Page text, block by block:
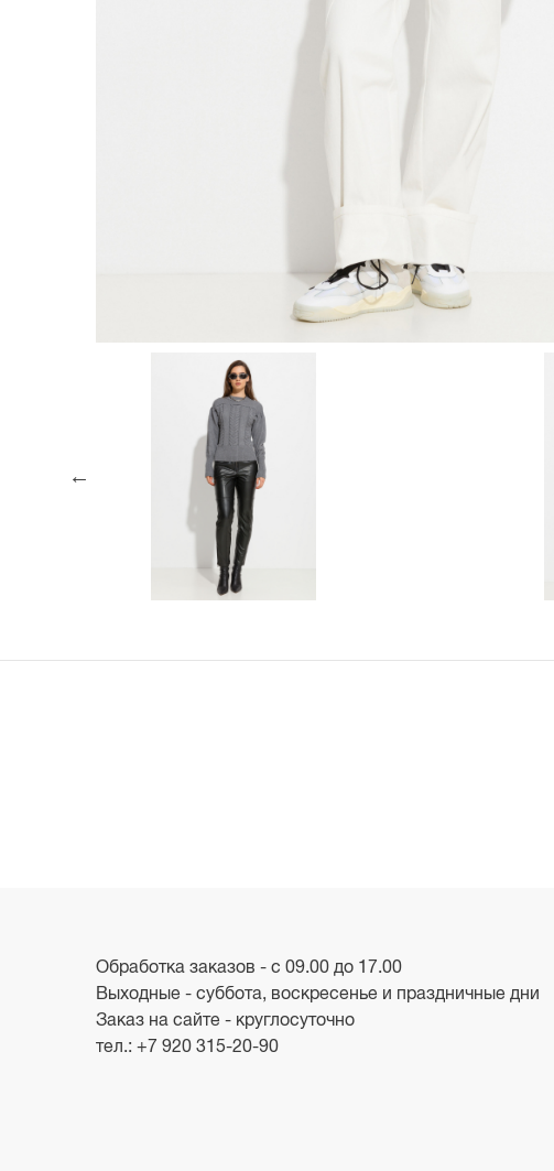
Обработка заказов - с 09.00 до 17.00
Выходные - суббота, воскресенье и праздничные дни
Заказ на сайте - круглосуточно
тел.: +7 920 315-20-90